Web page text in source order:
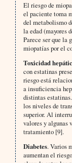
El riesgo de
el paciente toma
del metabolismo
la edad (mayores
Parece ser que la
miopatías por el
Toxicidad
con estatinas
riesgo está
a insuficiencia
distintas
los niveles de
superior. Al
valores y algunas
tratamiento [9].
Diabetes. Varios
aumentan el